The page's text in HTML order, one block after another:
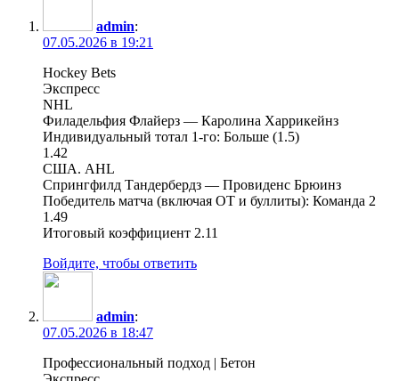
admin:
07.05.2026 в 19:21
Hockey Bets
Экспресс
NHL
Филадельфия Флайерз — Каролина Харрикейнз
Индивидуальный тотал 1-го: Больше (1.5)
1.42
США. AHL
Спрингфилд Тандербердз — Провиденс Брюинз
Победитель матча (включая ОТ и буллиты): Команда 2
1.49
Итоговый коэффициент 2.11
Войдите, чтобы ответить
admin:
07.05.2026 в 18:47
Профессиональный подход | Бетон